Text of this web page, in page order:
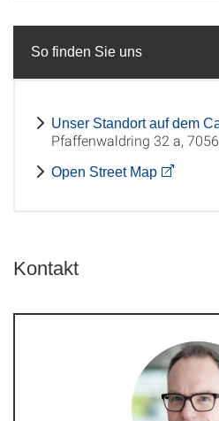
So finden Sie uns
Unser Standort auf dem
Pfaffenwaldring 32 a,
Open Street Map
Kontakt